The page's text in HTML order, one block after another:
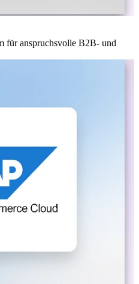
für anspruchsvolle B2B- und